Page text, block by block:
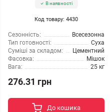
В наявності
Код товару: 4430
Сезонність:
Всесезонна
Тип готовності:
Суха
Суміші за складом:
Цементний
Фасовка:
Мішок
Вага:
25 кг
276.31 грн
До кошика